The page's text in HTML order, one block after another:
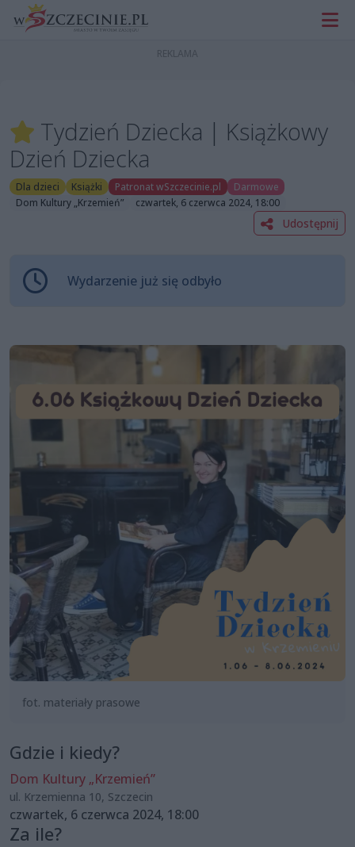
Tydzień Dziecka | Książkowy
Dzień Dziecka
Dla dzieci Książki Patronat wSzczecinie.pl
Darmowe
Dom Kultury „Krzemień”
czwartek, 6 czerwca 2024, 18:00
Udostępnij
Wydarzenie już się odbyło
fot. materiały prasowe
Gdzie i kiedy?
Dom Kultury „Krzemień”
ul. Krzemienna 10, Szczecin
czwartek, 6 czerwca 2024, 18:00
Za ile?